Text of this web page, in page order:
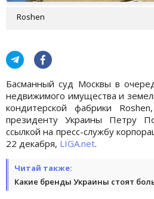
Roshen
Басманный суд Москвы в
недвижимого имущества и
кондитерской фабрики
президенту Украины Петру
ссылкой на пресс-службу
22 декабря, LIGA.net.
Читай также:
Какие бренды Украины стоят